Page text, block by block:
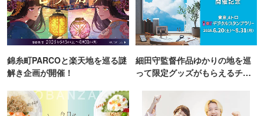
錦糸町PARCOと楽天地を巡る謎
解き企画が開催！
細田守監督作品ゆかりの地を巡
って限定グッズがもらえるチャ